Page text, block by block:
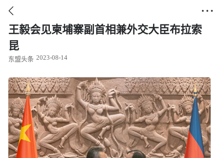
 
王毅会见柬埔寨副首相兼外交大臣布拉索
昆
东盟头条 2023-08-14